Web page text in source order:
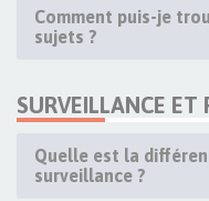
Comment puis-je
sujets ?
SURVEILLANCE ET
Quelle est la
surveillance ?